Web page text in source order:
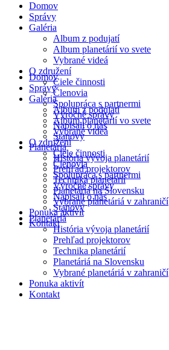
Domov
Správy
Galéria
Album z podujatí
Album planetárií vo svete
Vybrané videá
O združení
Ciele činnosti
Členovia
Spolupráca s partnermi
Výročné správy
Napísali o nás
Stanovy
Planetáriá
História vývoja planetárií
Prehľad projektorov
Technika planetárií
Planetáriá na Slovensku
Vybrané planetáriá v zahraničí
Ponuka aktivít
Kontakt
Domov
Správy
Galéria
Album z podujatí
Album planetárií vo svete
Vybrané videá
O združení
Ciele činnosti
Členovia
Spolupráca s partnermi
Výročné správy
Napísali o nás
Stanovy
Planetáriá
História vývoja planetárií
Prehľad projektorov
Technika planetárií
Planetáriá na Slovensku
Vybrané planetáriá v zahraničí
Ponuka aktivít
Kontakt